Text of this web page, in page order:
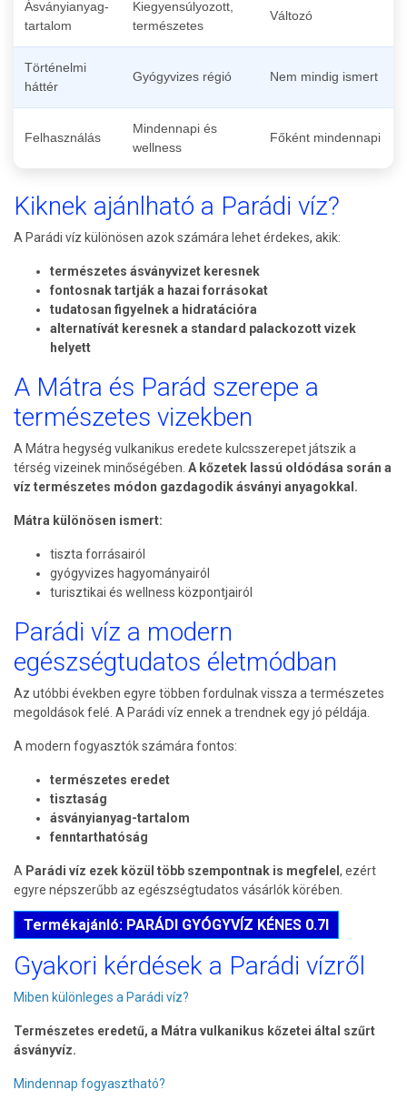
Ásványianyag-
tartalom
Kiegyensúlyozott,
természetes
Változó
Történelmi
háttér
Gyógyvizes régió Nem mindig ismert
Felhasználás
Mindennapi és
wellness
Főként mindennapi
Kiknek ajánlható a Parádi víz?
A Parádi víz különösen azok számára lehet érdekes, akik:
természetes ásványvizet keresnek
fontosnak tartják a hazai forrásokat
tudatosan figyelnek a hidratációra
alternatívát keresnek a standard palackozott vizek
helyett
A Mátra és Parád szerepe a
természetes vizekben
A Mátra hegység vulkanikus eredete kulcsszerepet játszik a
térség vizeinek minőségében. A kőzetek lassú oldódása során a
víz természetes módon gazdagodik ásványi anyagokkal.
Mátra különösen ismert:
tiszta forrásairól
gyógyvizes hagyományairól
turisztikai és wellness központjairól
Parádi víz a modern
egészségtudatos életmódban
Az utóbbi években egyre többen fordulnak vissza a természetes
megoldások felé. A Parádi víz ennek a trendnek egy jó példája.
A modern fogyasztók számára fontos:
természetes eredet
tisztaság
ásványianyag-tartalom
fenntarthatóság
A Parádi víz ezek közül több szempontnak is megfelel , ezért
egyre népszerűbb az egészségtudatos vásárlók körében.
Termékajánló: PARÁDI GYÓGYVÍZ KÉNES 0.7l
Gyakori kérdések a Parádi vízről
Miben különleges a Parádi víz?
Természetes eredetű, a Mátra vulkanikus kőzetei által szűrt
ásványvíz.
Mindennap fogyasztható?